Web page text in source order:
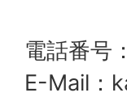
電話番号
E-Mail：